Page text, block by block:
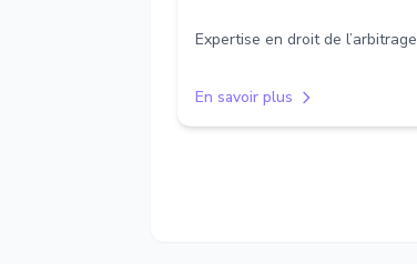
Expertise en droit de l’arbitrage
En savoir plus